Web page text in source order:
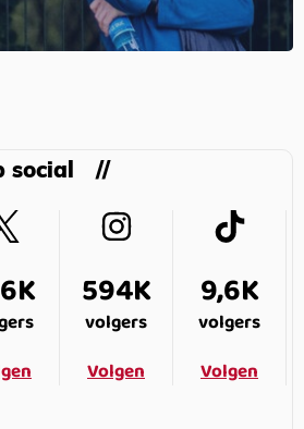
social
594K
volgers
Volgen
9,6K
volgers
Volgen